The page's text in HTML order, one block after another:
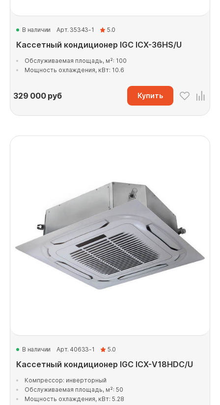
В наличии Арт. 35343-1 5.0
Кассетный кондиционер IGC ICX-36HS/U
Обслуживаемая площадь, м²: 100
Мощность охлаждения, кВт: 10.6
329 000руб Купить
В наличии Арт. 40633-1 5.0
Кассетный кондиционер IGC ICХ-V18HDC/U
Компрессор: инверторный
Обслуживаемая площадь, м²: 50
Мощность охлаждения, кВт: 5.28